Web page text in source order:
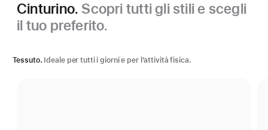
Cinturino. Scopri tutti gli stili e scegli
il tuo preferito.
Tessuto. Ideale per tutti i giorni e per l’attività fisica.